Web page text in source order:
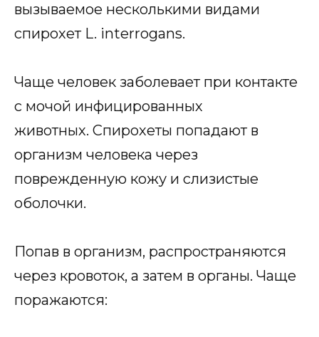
вызываемое несколькими видами
спирохет L. interrogans.
Чаще человек заболевает при контакте
с мочой инфицированных
животных. Спирохеты попадают в
организм человека через
поврежденную кожу и слизистые
оболочки.
Попав в организм, распространяются
через кровоток, а затем в органы. Чаще
поражаются: